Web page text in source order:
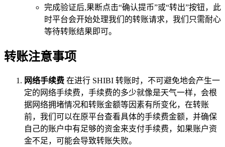
完成验证后,果断点击“确认提币”或“转出”按钮，此
时平台会开始处理我们的转账请求，我们只需耐心
等待转账结果即可。
转账注意事项
网络手续费 在进行 SHIBI 转账时，不可避免地会产生一
定的网络手续费，手续费的多少就像是天气一样，会根
据网络拥堵情况和转账金额等因素有所变化，在转账
前，我们可以在原平台查看具体的手续费金额，并确保
自己的账户中有足够的资金来支付手续费，如果账户资
金不足，可能会导致转账失败。